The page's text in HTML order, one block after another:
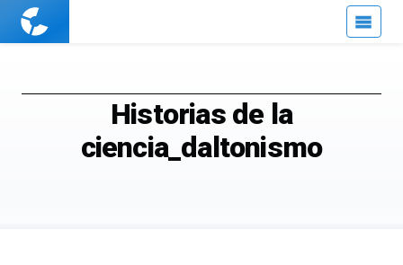
Cuaderno
Historias de la
ciencia_daltonismo